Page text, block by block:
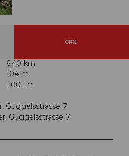
GPX
6,40 km
104 m
1.001 m
Guggelsstrasse 7
Guggelsstrasse 7